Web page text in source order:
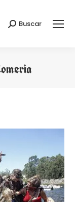
Buscar:
Buscar